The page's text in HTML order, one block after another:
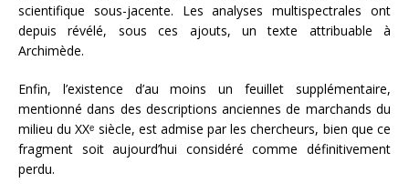
scientifique sous-jacente. Les analyses multispectrales ont
depuis révélé, sous ces ajouts, un texte attribuable à
Archimède.
Enfin, l’existence d’au moins un feuillet supplémentaire,
mentionné dans des descriptions anciennes de marchands du
milieu du XXᵉ siècle, est admise par les chercheurs, bien que ce
fragment soit aujourd’hui considéré comme définitivement
perdu.